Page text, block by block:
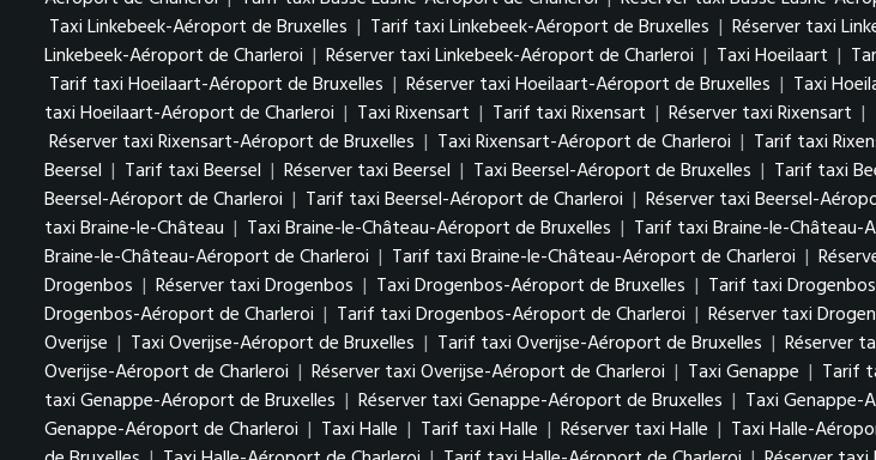
Taxi Linkebeek-Aéroport de Bruxelles | Tarif taxi Linkebeek-Aéroport de Bruxelles | Réserver taxi
Linkebeek-Aéroport de Charleroi | Réserver taxi Linkebeek-Aéroport de Charleroi | Taxi Hoeilaart |
Tarif taxi Hoeilaart-Aéroport de Bruxelles | Réserver taxi Hoeilaart-Aéroport de Bruxelles | Taxi
taxi Hoeilaart-Aéroport de Charleroi | Taxi Rixensart | Tarif taxi Rixensart | Réserver taxi Rixensart |
Réserver taxi Rixensart-Aéroport de Bruxelles | Taxi Rixensart-Aéroport de Charleroi | Tarif taxi
Beersel | Tarif taxi Beersel | Réserver taxi Beersel | Taxi Beersel-Aéroport de Bruxelles | Tarif taxi
Beersel-Aéroport de Charleroi | Tarif taxi Beersel-Aéroport de Charleroi | Réserver taxi Beersel-
taxi Braine-le-Château | Taxi Braine-le-Château-Aéroport de Bruxelles | Tarif taxi Braine-le-Château-
Braine-le-Château-Aéroport de Charleroi | Tarif taxi Braine-le-Château-Aéroport de Charleroi |
Drogenbos | Réserver taxi Drogenbos | Taxi Drogenbos-Aéroport de Bruxelles | Tarif taxi
Drogenbos-Aéroport de Charleroi | Tarif taxi Drogenbos-Aéroport de Charleroi | Réserver taxi
Overijse | Taxi Overijse-Aéroport de Bruxelles | Tarif taxi Overijse-Aéroport de Bruxelles | Réserver
Overijse-Aéroport de Charleroi | Réserver taxi Overijse-Aéroport de Charleroi | Taxi Genappe | Tarif
taxi Genappe-Aéroport de Bruxelles | Réserver taxi Genappe-Aéroport de Bruxelles | Taxi Genappe-
Genappe-Aéroport de Charleroi | Taxi Halle | Tarif taxi Halle | Réserver taxi Halle | Taxi Halle-